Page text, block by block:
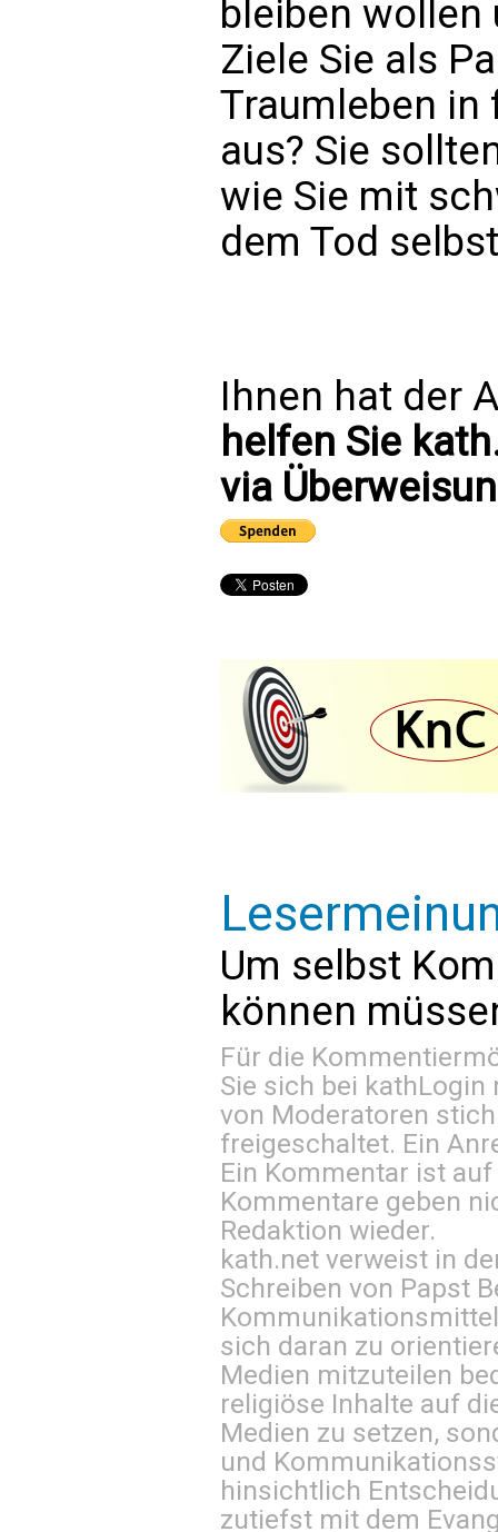
bleiben
Ziele Sie als
Traumleben in
aus? Sie
wie Sie mit
dem Tod
Ihnen hat der
helfen Sie
via
Um selbst
können
Für die
Sie sich bei kathLogin
von Moderatoren
freigeschaltet. Ein
Ein Kommentar ist
Kommentare geben
Redaktion wieder.
kath.net verweist in
Schreiben von Papst
sich daran zu
Medien mitzuteilen
religiöse Inhalte auf
Medien zu setzen,
und
hinsichtlich
zutiefst mit dem